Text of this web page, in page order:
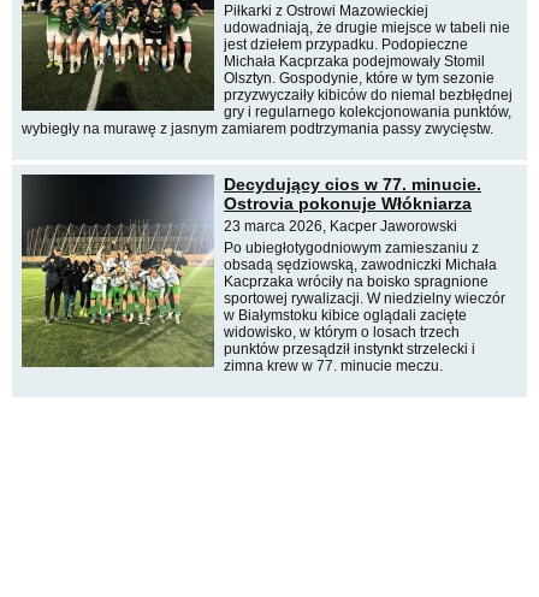
Piłkarki z Ostrowi Mazowieckiej
udowadniają, że drugie miejsce w tabeli nie
jest dziełem przypadku. Podopieczne
Michała Kacprzaka podejmowały Stomil
Olsztyn. Gospodynie, które w tym sezonie
przyzwyczaiły kibiców do niemal bezbłędnej
gry i regularnego kolekcjonowania punktów,
wybiegły na murawę z jasnym zamiarem podtrzymania passy zwycięstw.
Decydujący cios w 77. minucie.
Ostrovia pokonuje Włókniarza
23 marca 2026, Kacper Jaworowski
Po ubiegłotygodniowym zamieszaniu z
obsadą sędziowską, zawodniczki Michała
Kacprzaka wróciły na boisko spragnione
sportowej rywalizacji. W niedzielny wieczór
w Białymstoku kibice oglądali zacięte
widowisko, w którym o losach trzech
punktów przesądził instynkt strzelecki i
zimna krew w 77. minucie meczu.